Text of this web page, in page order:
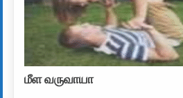
மீள வருவாயா